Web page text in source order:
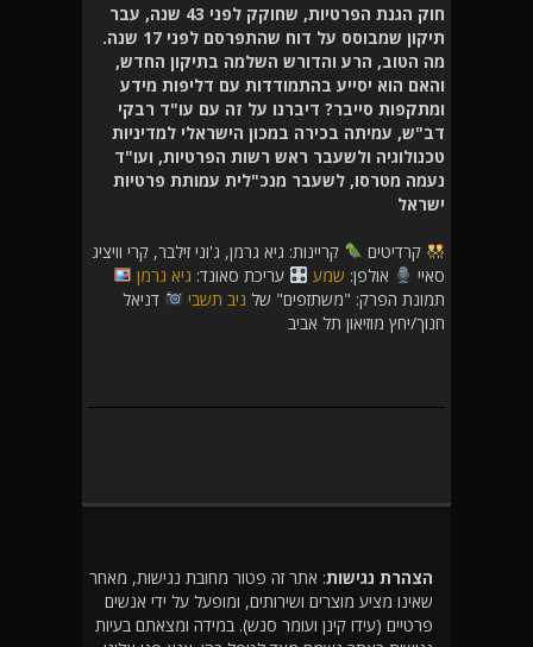
חוק הגנת הפרטיות, שחוקק לפני 43 שנה, עבר
תיקון שמבוסס על דוח שהתפרסם לפני 17 שנה.
מה הטוב, הרע והדורש השלמה בתיקון החדש,
והאם הוא יסייע בהתמודדות עם דליפות מידע
ומתקפות סייבר? דיברנו על זה עם עו"ד רבקי
דב"ש, עמיתה בכירה במכון הישראלי למדיניות
טכנולוגיה ולשעבר ראש רשות הפרטיות, ועו"ד
נעמה מטרסו, לשעבר מנכ"לית עמותת פרטיות
ישראל
קרדיטים
קריינות: גיא גרמן, ג'וני זילבר, קרי וויציג
סאיי
אולפן: שמע עריכת סאונד: גיא גרמן
תמונת הפרק: "משתזפים" של ניב תשבי
דניאל
חנוך/יחץ מוזיאון תל אביב
הצהרת נגישות: אתר זה פטור מחובת נגישות, מאחר
שאינו מציע מוצרים ושירותים, ומופעל על ידי אנשים
פרטיים (עידו קינן ועומר סנש). במידה ומצאתם בעיות